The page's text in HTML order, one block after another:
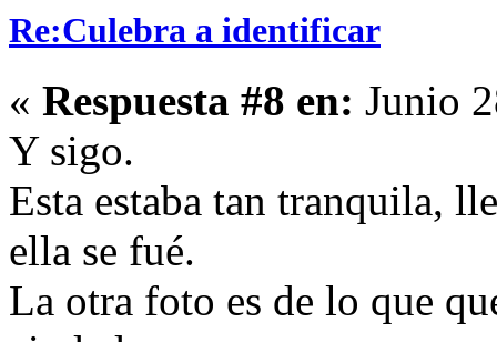
Re:Culebra a identificar
« Respuesta #8 en: Junio
Y sigo.
Esta estaba tan tranquila,
ella se fué.
La otra foto es de lo que